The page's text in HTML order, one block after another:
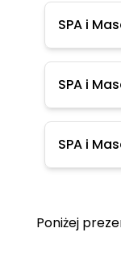
SPA i
SPA i
SPA i
Poniżej